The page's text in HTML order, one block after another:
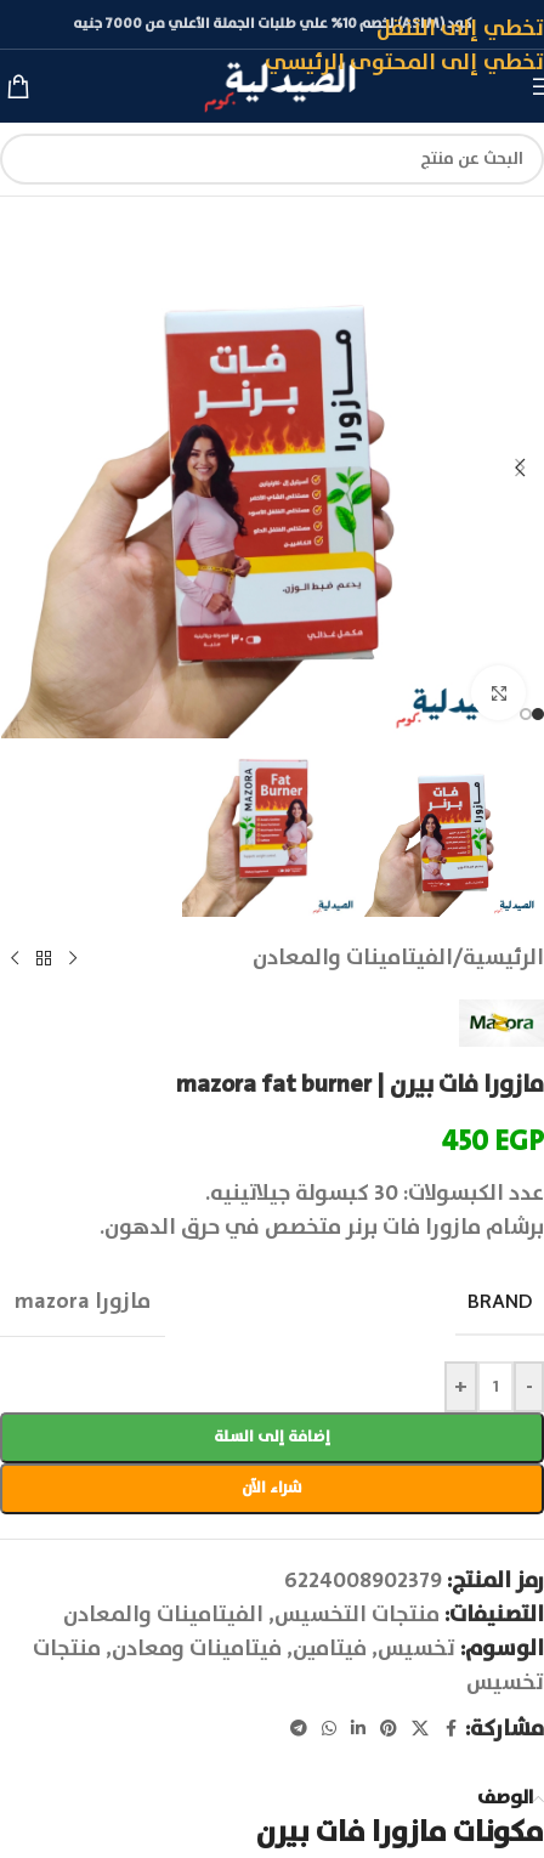
تخطي إلى التنقل
تخطي إلى المحتوى الرئيسي
كود (ASLM) لخصم 10% علي طلبات الجملة الأعلي من 7000 جنيه
انقر للتكبير
الرئيسية/الفيتامينات والمعادن
مازورا فات بيرن | mazora fat burner
450EGP
عدد الكبسولات: 30 كبسولة جيلاتينيه.
برشام مازورا فات برنر متخصص في حرق الدهون.
BRAND مازورا mazora
-
+
إضافة إلى السلة
شراء الآن
رمز المنتج:6224008902379
التصنيفات: منتجات التخسيس, الفيتامينات والمعادن
الوسوم:تخسيس, فيتامين, فيتامينات ومعادن, منتجات
تخسيس
مشاركة:
الوصف
مكونات مازورا فات بيرن